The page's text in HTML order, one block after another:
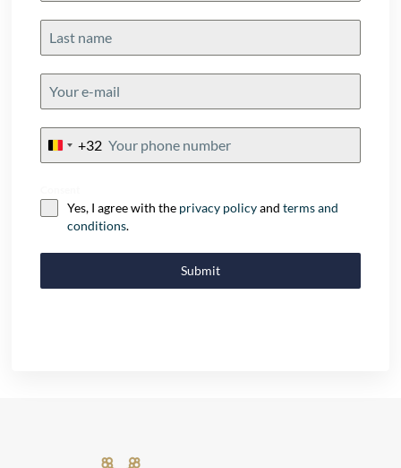
Belgium
+32
Yes, I agree with the privacy policyandterms and
conditions.
Submit